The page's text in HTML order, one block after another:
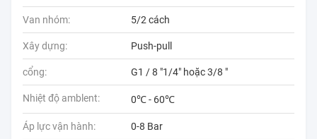
Van nhóm: 5/2 cách
Xây dựng: Push-pull
cổng: G1 / 8 "1/4" hoặc 3/8 "
Nhiệt độ amblent: 0℃ - 60℃
Áp lực vận hành: 0-8 Bar